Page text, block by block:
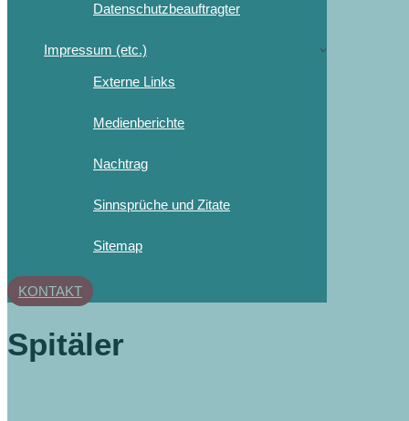
Datenschutzbeauftragter
Impressum (etc.)
Externe Links
Medienberichte
Nachtrag
Sinnsprüche und Zitate
Sitemap
KONTAKT
Spitäler